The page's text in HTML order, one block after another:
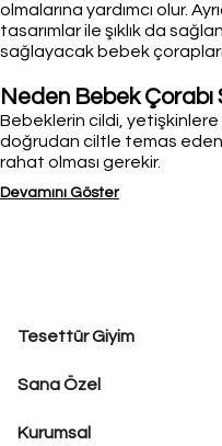
olmalarına yardımcı olur.
tasarımlar ile şıklık da
sağlayacak bebek
Neden Bebek
Bebeklerin cildi,
doğrudan ciltle temas eden
rahat olması gerekir.
Devamını Göster
Tesettür Giyim
Sana Özel
Kurumsal